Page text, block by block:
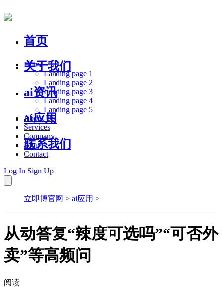
首页
关于我们
ai资讯
ai应用
联系我们
Home
Landing page 1
Landing page 2
Landing page 3
Landing page 4
Landing page 5
About Us
Services
Company
Blog
Contact
Log In Sign Up
立即博官网 > ai应用 >
从动答复“辣度可选吗”“可否外
卖”等高频问
阅读